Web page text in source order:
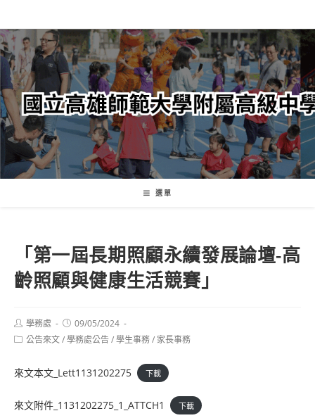
轉
至
主
內
容
選單
「第一屆長期照顧永續發展論壇-高
齡照顧與健康生活競賽」
Post
author:
學務處
Post
published:
09/05/2024
Post公告來文/學務處公告/學生事務/ 家長事務
來文本文_Lett1131202275 下載
來文附件_1131202275_1_ATTCH1 下載